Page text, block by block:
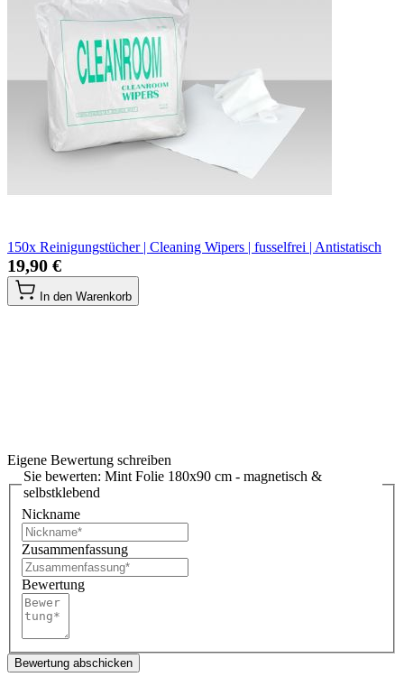
150x Reinigungstücher | Cleaning Wipers | fusselfrei | Antistatisch
19,90 €
In den Warenkorb
Eigene Bewertung schreiben
Sie bewerten: Mint Folie 180x90 cm - magnetisch &
selbstklebend
Nickname
Zusammenfassung
Bewertung
Bewertung abschicken